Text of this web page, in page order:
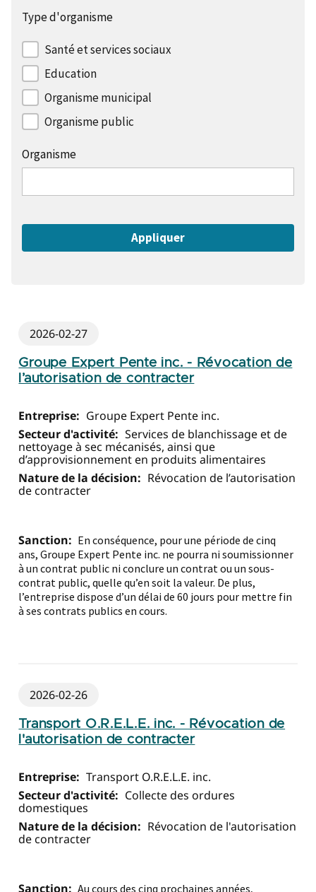
Type d'organisme
Santé et services sociaux
Education
Organisme municipal
Organisme public
Organisme
Groupe Expert Pente inc. - Révocation de
l’autorisation de contracter
2026-02-27
Entreprise: Groupe Expert Pente inc.
Secteur d'activité: Services de blanchissage et de
nettoyage à sec mécanisés, ainsi que
d’approvisionnement en produits alimentaires
Nature de la décision: Révocation de l’autorisation
de contracter
Sanction: En conséquence, pour une période de cinq
ans, Groupe Expert Pente inc. ne pourra ni soumissionner
à un contrat public ni conclure un contrat ou un sous-
contrat public, quelle qu’en soit la valeur. De plus,
l’entreprise dispose d’un délai de 60 jours pour mettre fin
à ses contrats publics en cours.
Transport O.R.E.L.E. inc. - Révocation de
l'autorisation de contracter
2026-02-26
Entreprise: Transport O.R.E.L.E. inc.
Secteur d'activité: Collecte des ordures
domestiques
Nature de la décision: Révocation de l'autorisation
de contracter
Sanction: Au cours des cinq prochaines années,